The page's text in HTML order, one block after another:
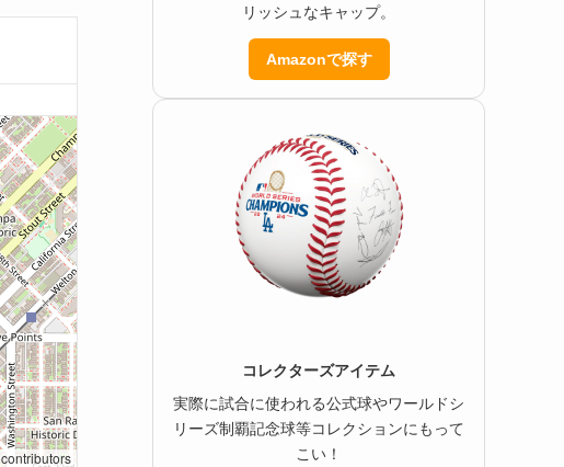
contributors
リッシュなキャップ。
Amazonで探す
コレクターズアイテム
実際に試合に使われる公式球やワールドシ
リーズ制覇記念球等コレクションにもって
こい！